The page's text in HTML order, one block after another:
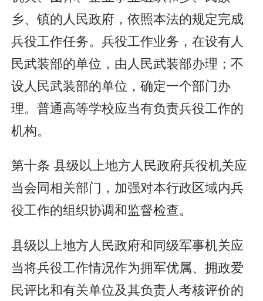
乡、镇的人民政府，依照本法的规定完成
兵役工作任务。兵役工作业务，在设有人
民武装部的单位，由人民武装部办理；不
设人民武装部的单位，确定一个部门办
理。普通高等学校应当有负责兵役工作的
机构。
第十条 县级以上地方人民政府兵役机关应
当会同相关部门，加强对本行政区域内兵
役工作的组织协调和监督检查。
县级以上地方人民政府和同级军事机关应
当将兵役工作情况作为拥军优属、拥政爱
民评比和有关单位及其负责人考核评价的